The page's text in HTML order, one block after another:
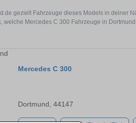
gezielt Fahrzeuge dieses Models in deiner
welche Mercedes C 300 Fahrzeuge in
Mercedes C 300
Dortmund, 44147